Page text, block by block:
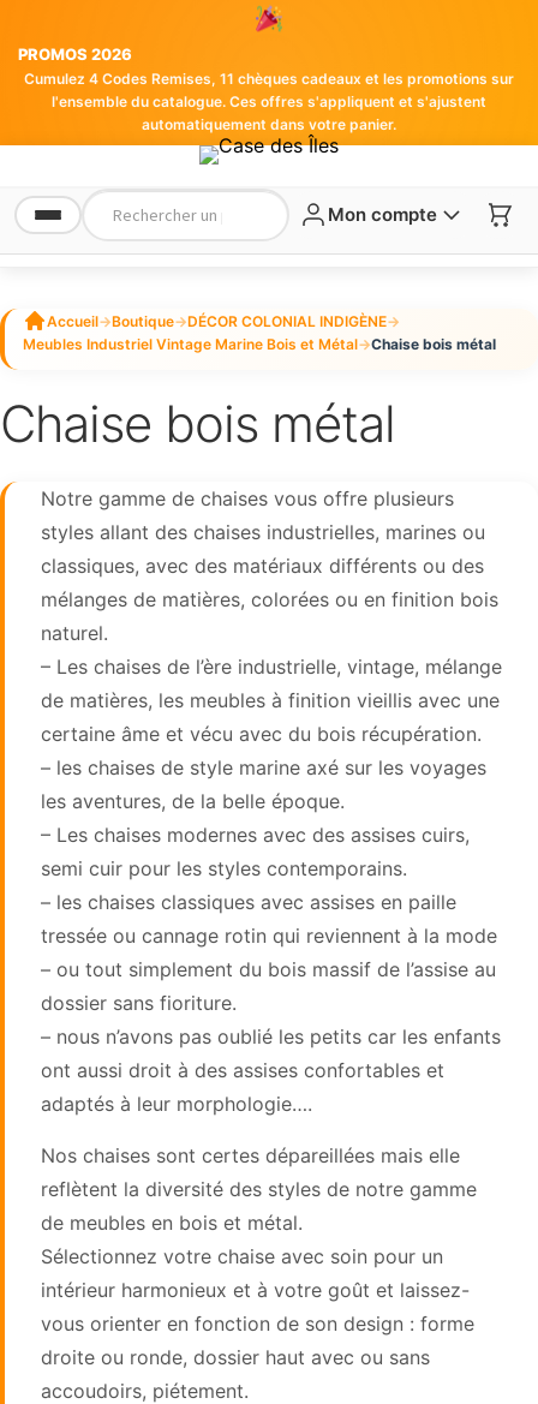
PROMOS 2026
Cumulez 4 Codes Remises, 11 chèques cadeaux et les promotions sur
l'ensemble du catalogue. Ces offres s'appliquent et s'ajustent
automatiquement dans votre panier.
Mon compte
Accueil→Boutique→DÉCOR COLONIAL INDIGÈNE→
Meubles Industriel Vintage Marine Bois et Métal→Chaise bois métal
Chaise bois métal
Notre gamme de chaises vous offre plusieurs
styles allant des chaises industrielles, marines ou
classiques, avec des matériaux différents ou des
mélanges de matières, colorées ou en finition bois
naturel.
– Les chaises de l’ère industrielle, vintage, mélange
de matières, les meubles à finition vieillis avec une
certaine âme et vécu avec du bois récupération.
– les chaises de style marine axé sur les voyages
les aventures, de la belle époque.
– Les chaises modernes avec des assises cuirs,
semi cuir pour les styles contemporains.
– les chaises classiques avec assises en paille
tressée ou cannage rotin qui reviennent à la mode
– ou tout simplement du bois massif de l’assise au
dossier sans fioriture.
– nous n’avons pas oublié les petits car les enfants
ont aussi droit à des assises confortables et
adaptés à leur morphologie….
Nos chaises sont certes dépareillées mais elle
reflètent la diversité des styles de notre gamme
de meubles en bois et métal.
Sélectionnez votre chaise avec soin pour un
intérieur harmonieux et à votre goût et laissez-
vous orienter en fonction de son design : forme
droite ou ronde, dossier haut avec ou sans
accoudoirs, piétement.